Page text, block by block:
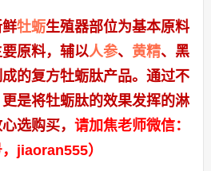
牡蛎生殖器部位为基本原料
原料，辅以人参、 黄精、黑
的复方牡蛎肽产品。通过不
是将牡蛎肽的效果发挥的淋
选购买， 请加焦老师微信：
jiaoran555）